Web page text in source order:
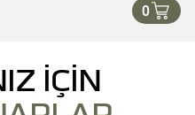
0
İÇİN